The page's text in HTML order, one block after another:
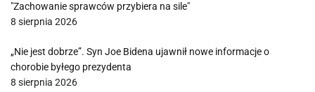
"Zachowanie sprawców przybiera na sile"
8 sierpnia 2026
„Nie jest dobrze”. Syn Joe Bidena ujawnił nowe informacje o
chorobie byłego prezydenta
8 sierpnia 2026